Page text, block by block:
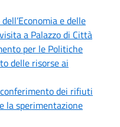
e delle
a Palazzo di Città
per le Politiche
delle risorse ai
dei rifiuti
la sperimentazione